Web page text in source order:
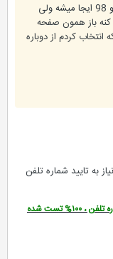
سلام ...ببینین دوستان من این کار را رو کردم و 98 ایجا میشه ولی
باز همون صفحه
کردم از دوباره
تایید شماره تلفن
شده